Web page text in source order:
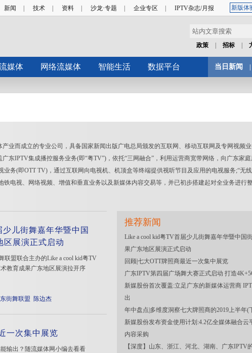
新闻 技术 资料 沙龙·专题 企业专区 IPTV杂志/月报 新版体
媒体 网络流媒体 智能生活 数据平台 当日新闻
而成立的专业公司，具备国家新闻出版广电总局颁发的互联网、移动互联网及专网视频
东IPTV集成播控服务业务(即“粤TV”)，依托“三网融合”，利用运营商宽带网络，向广东家
务(即OTT TV)，通过互联网向电视机、机顶盒等终端提供视听节目及应用的电视服务;“无
电视、网络视频、增值和垂直业务以及新媒体内容交易等，并已初步搭建起对全业务进行
儿街舞嘉年华暨中国
区展演正式启动
联盟联合主办的Like a cool kid粤TV
教育成果广东地区展演拉开序
街舞联盟 陈边杰
一次集中展览
输出？随流媒体网小编去看看
推荐新闻
Like a cool kid粤TV首届少儿街舞嘉年华暨中国
果广东地区展演正式启动
回顾|七大OTT牌照商最近一次集中展览
广东IPTV第四届广场舞大赛正式启动 打造
新媒股份首次覆盖:立足广东的新媒体运营商
出
年中盘点|多维度洞察七大牌照商的2019上半年(
新媒股份发布资金使用计划:4.2亿全媒体融合云
内容采购
【深度】山东、浙江、河北、湖南、广东IPTV